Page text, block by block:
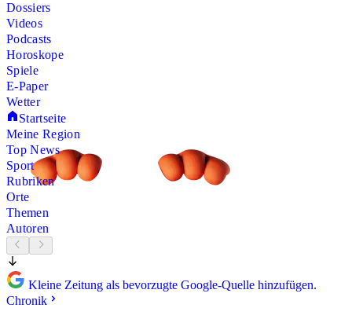
Dossiers
Videos
Podcasts
Horoskope
Spiele
E-Paper
Wetter
Startseite
Meine Region
Top News
Sport
Rubriken
Orte
Themen
Autoren
Kleine Zeitung als bevorzugte Google-Quelle hinzufügen.
Chronik